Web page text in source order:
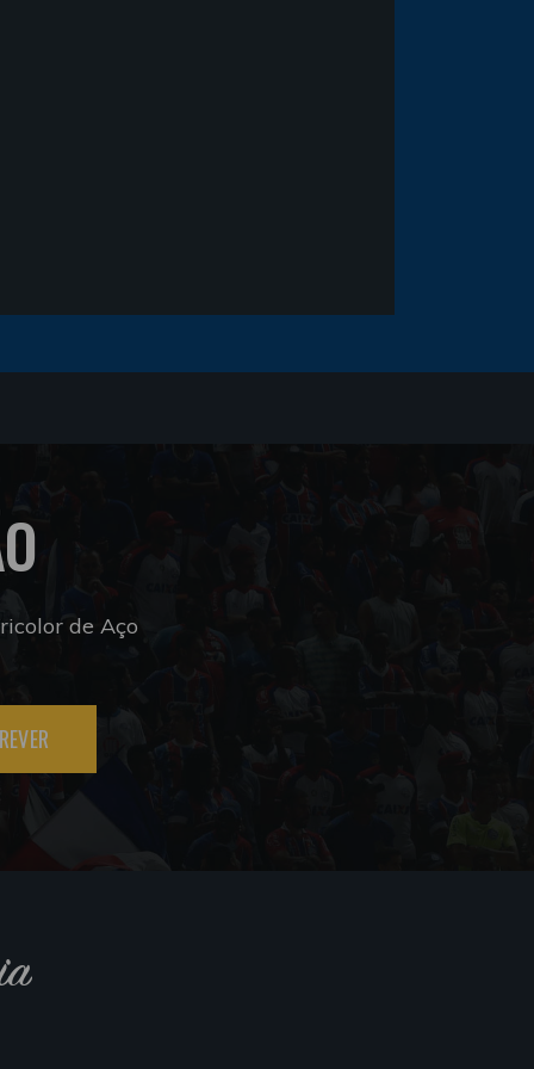
de Aço